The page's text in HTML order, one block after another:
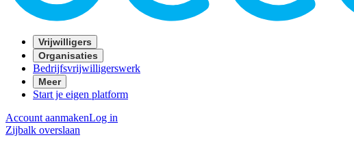
Vrijwilligers
Organisaties
Bedrijfsvrijwilligerswerk
Meer
Start je eigen platform
Account aanmakenLog in
Zijbalk overslaan